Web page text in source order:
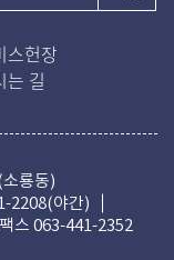
스헌장
는 길
룡동)
2208(야간)
스 063-441-2352